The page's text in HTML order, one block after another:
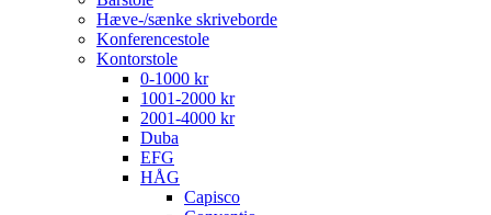
Hæve-/sænke skriveborde
Konferencestole
Kontorstole
0-1000 kr
1001-2000 kr
2001-4000 kr
Duba
EFG
HÅG
Capisco